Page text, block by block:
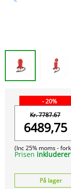
- 20%
Kr. 7787.67
6489,75
(Inc 25% moms -
Prisen inkluderer
På lager